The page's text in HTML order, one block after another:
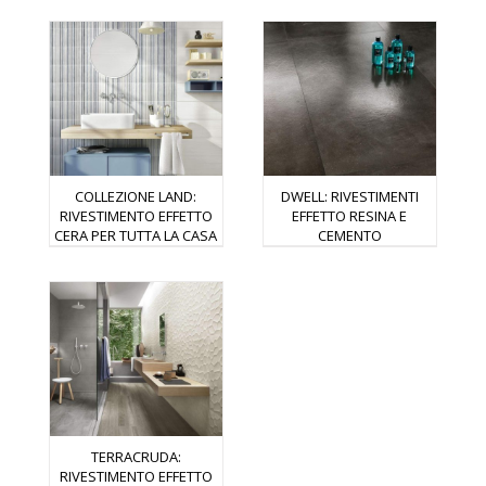
COLLEZIONE LAND:
RIVESTIMENTO EFFETTO
CERA PER TUTTA LA CASA
DWELL: RIVESTIMENTI
EFFETTO RESINA E
CEMENTO
TERRACRUDA:
RIVESTIMENTO EFFETTO